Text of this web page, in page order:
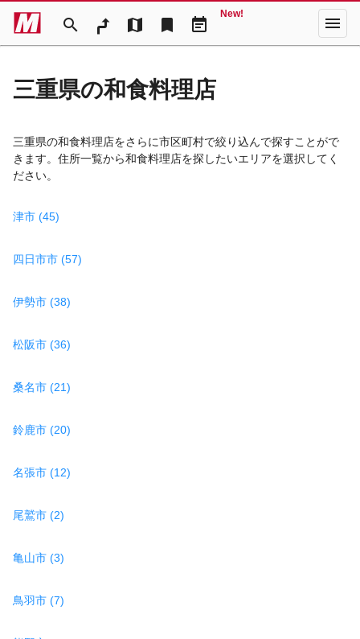
search map bookmark event_note
New! menu
三重県の和食料理店
三重県の和食料理店をさらに市区町村で絞り込んで探すことがで
きます。住所一覧から和食料理店を探したいエリアを選択してく
ださい。
津市 (45)
四日市市 (57)
伊勢市 (38)
松阪市 (36)
桑名市 (21)
鈴鹿市 (20)
名張市 (12)
尾鷲市 (2)
亀山市 (3)
鳥羽市 (7)